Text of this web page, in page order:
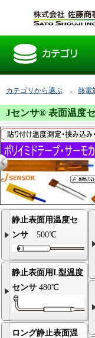
カテゴリから選ぶ 熱電
Jセンサ® 表面温度
静止表面用温度セ
ンサ 500℃
静止表面用L型温度
センサ 480℃
ロング静止表面温